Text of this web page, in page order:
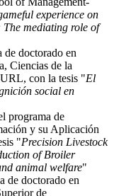
experience on
mediating role of
de doctorado en
Ciencias de la
con la tesis "El
social en
programa de
y su Aplicación
"Precision Livestock
of Broiler
animal welfare"
de doctorado en
de